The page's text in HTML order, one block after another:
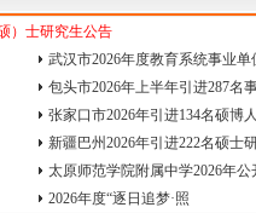
）士研究生公告
武汉市2026年度教育系统事业单
包头市2026年上半年引进287名
张家口市2026年引进134名硕博
新疆巴州2026年引进222名硕士
太原师范学院附属中学2026年公
2026年度“逐日追梦·照